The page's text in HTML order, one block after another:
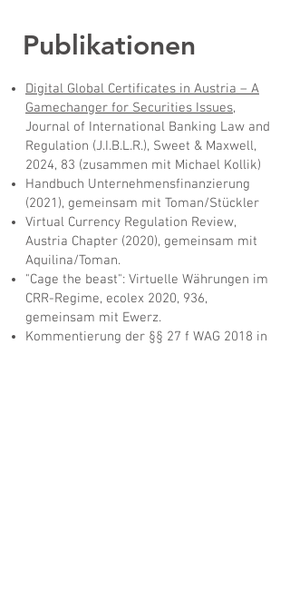
Publikationen
Digital Global Certificates in Austria – A
Gamechanger for Securities Issues,
Journal of International Banking Law and
Regulation (J.I.B.L.R.), Sweet & Maxwell,
2024, 83 (zusammen mit Michael Kollik)
Handbuch Unternehmensfinanzierung
(2021), gemeinsam mit Toman/Stückler
Virtual Currency Regulation Review,
Austria Chapter (2020), gemeinsam mit
Aquilina/Toman.
"Cage the beast": Virtuelle Währungen im
CRR-Regime, ecolex 2020, 936,
gemeinsam mit Ewerz.
Kommentierung der §§ 27 f WAG 2018 in